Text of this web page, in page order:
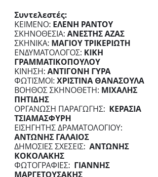
Συντελεστές:
ΚΕΙΜΕΝΟ: ΕΛΕΝΗ ΡΑΝΤΟΥ
ΣΚΗΝΟΘΕΣΙΑ: ΑΝΕΣΤΗΣ ΑΖΑΣ
ΣΚΗΝΙΚΑ: ΜΑΓΙΟΥ ΤΡΙΚΕΡΙΩΤΗ
ΕΝΔΥΜΑΤΟΛΟΓΟΣ: ΚΙΚΗ
ΓΡΑΜΜΑΤΙΚΟΠΟΥΛΟΥ
ΚΙΝΗΣΗ: ΑΝΤΙΓΟΝΗ ΓΥΡΑ
ΦΩΤΙΣΜΟΙ: ΧΡΙΣΤΙΝΑ ΘΑΝΑΣΟΥΛΑ
ΒΟΗΘΟΣ ΣΚΗΝΟΘΕΤΗ: ΜΙΧΑΛΗΣ
ΠΗΤΙΔΗΣ
ΟΡΓΑΝΩΣΗ ΠΑΡΑΓΩΓΗΣ: ΚΕΡΑΣΙΑ
ΤΣΙΑΜΑΣΦΥΡΗ
ΕΙΣΗΓΗΤΗΣ ΔΡΑΜΑΤΟΛΟΓΙΟΥ:
ΑΝΤΩΝΗΣ ΓΑΛΑΙΟΣ
ΔΗΜΟΣΙΕΣ ΣΧΕΣΕΙΣ: ΑΝΤΩΝΗΣ
ΚΟΚΟΛΑΚΗΣ
ΦΩΤΟΓΡΑΦΙΕΣ: ΓΙΑΝΝΗΣ
ΜΑΡΓΕΤΟΥΣΑΚΗΣ